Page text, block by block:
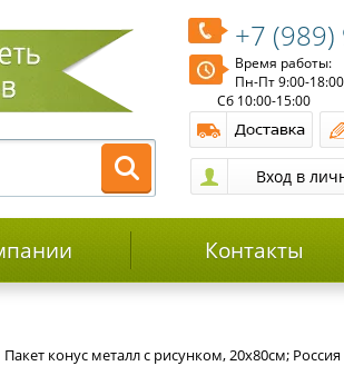
+7
Время работы:
Пн-Пт 9:00-
Сб 10:00-15:00
Контакты
Пакет конус металл с рисунком, 20х80см; Россия